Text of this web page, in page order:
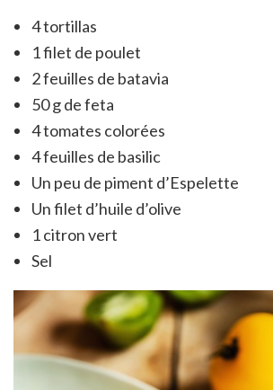
4 tortillas
1 filet de poulet
2 feuilles de batavia
50 g de feta
4 tomates colorées
4 feuilles de basilic
Un peu de piment d’Espelette
Un filet d’huile d’olive
1 citron vert
Sel